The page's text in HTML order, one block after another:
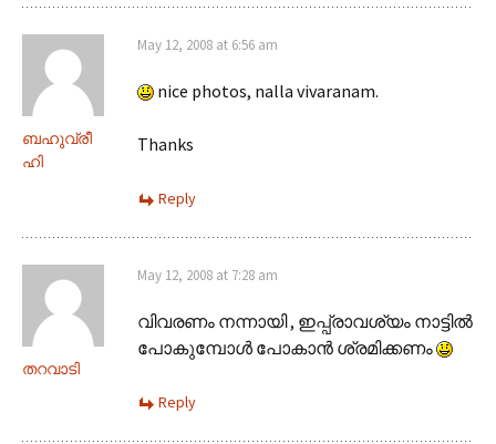
ബഹുവ്രീ
ഹി
May 12, 2008 at 6:56 am
nice photos, nalla vivaranam.
Thanks
Reply
തറവാടി
May 12, 2008 at 7:28 am
വിവരണം നന്നായി , ഇപ്പ്രാവശ്യം നാട്ടില്‍
പോകുമ്പോള്‍ പോകാന്‍ ശ്രമിക്കണം
Reply